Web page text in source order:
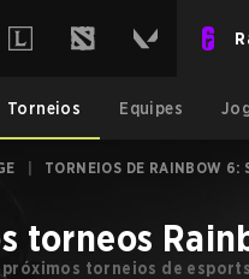
Torneios Equipes
TORNEIOS DE RAINBOW 6:
torneos
próximos torneios de